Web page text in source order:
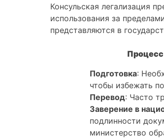
Консульская легализация
использования за
представляются в
Процесс
Подготовка:
чтобы избежать
Перевод: Часто
Заверение в
подлинности
министерство